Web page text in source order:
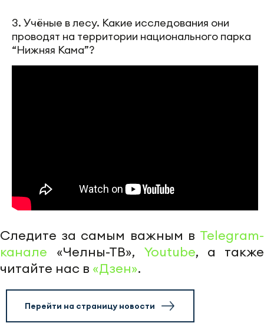
3. Учёные в лесу. Какие исследования они
проводят на территории национального парка
“Нижняя Кама”?
Следите за самым важным в Telegram-
канале «Челны-ТВ», Youtube, а также
читайте нас в «Дзен».
Перейти на страницу новости